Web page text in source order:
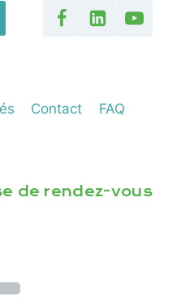
Contact FAQ
de rendez-vous